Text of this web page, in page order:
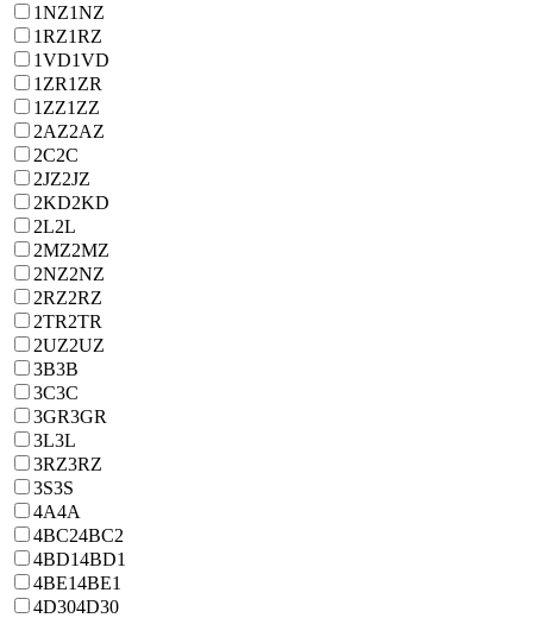
1NZ1NZ
1RZ1RZ
1VD1VD
1ZR1ZR
1ZZ1ZZ
2AZ2AZ
2C2C
2JZ2JZ
2KD2KD
2L2L
2MZ2MZ
2NZ2NZ
2RZ2RZ
2TR2TR
2UZ2UZ
3B3B
3C3C
3GR3GR
3L3L
3RZ3RZ
3S3S
4A4A
4BC24BC2
4BD14BD1
4BE14BE1
4D304D30